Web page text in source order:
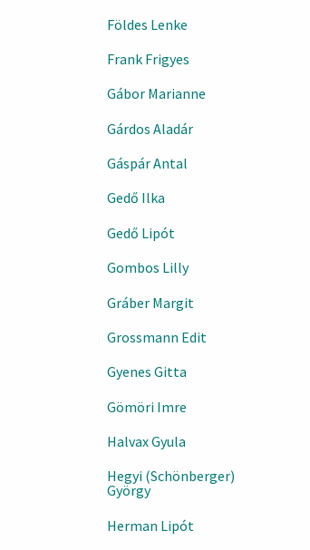
Földes Lenke
Frank Frigyes
Gábor Marianne
Gárdos Aladár
Gáspár Antal
Gedő Ilka
Gedő Lipót
Gombos Lilly
Gráber Margit
Grossmann Edit
Gyenes Gitta
Gömöri Imre
Halvax Gyula
Hegyi (Schönberger)
György
Herman Lipót